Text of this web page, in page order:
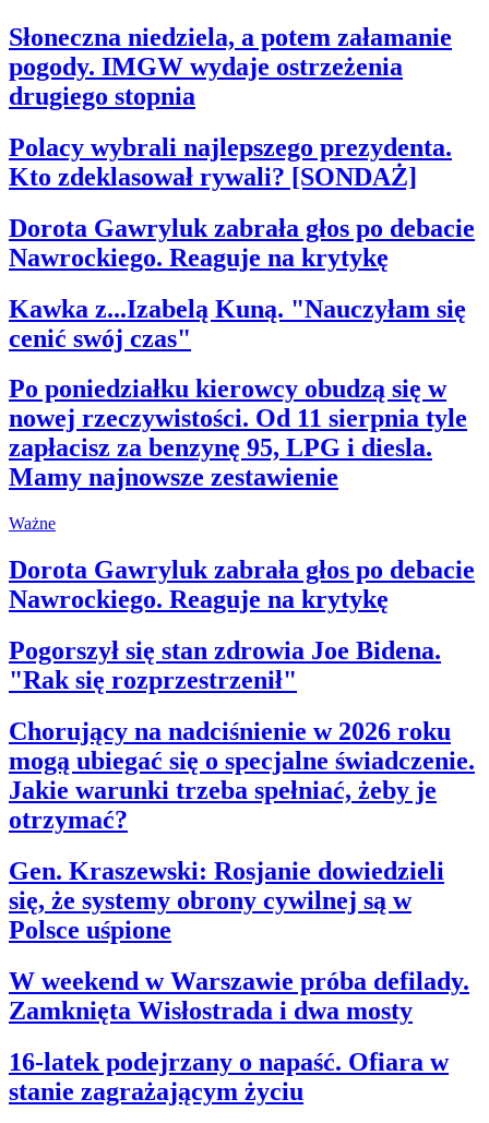
Życie gwiazd
Aktualności
Plotki
Telewizja
Hity internetu
Aktualności
Matura
Kobieta
Moda
Uroda
Porady
Sport
Piłka nożna
Siatkówka
F1
Kolarstwo
Koszykówka
Lekkoatletyka
Nostalgia
Łamigłówki
Wtedy się działo
Silver news
Ogród
Porady
Przepisy
Podróże
Świat
Ubezpieczenie
Moja szkoła
Pogoda
Moto
Quizy
Zdrowie
Choroby
Profilaktyka
Diety
Nieruchomości
Architektura i design
Kupno i wynajem
Film
Premiery
Recenzje
Rozrywka
Słoneczna niedziela, a potem załamanie
pogody. IMGW wydaje ostrzeżenia
drugiego stopnia
Polacy wybrali najlepszego prezydenta.
Kto zdeklasował rywali? [SONDAŻ]
Dorota Gawryluk zabrała głos po debacie
Nawrockiego. Reaguje na krytykę
Kawka z...Izabelą Kuną. "Nauczyłam się
cenić swój czas"
Po poniedziałku kierowcy obudzą się w
nowej rzeczywistości. Od 11 sierpnia tyle
zapłacisz za benzynę 95, LPG i diesla.
Mamy najnowsze zestawienie
Ważne
Dorota Gawryluk zabrała głos po debacie
Nawrockiego. Reaguje na krytykę
Pogorszył się stan zdrowia Joe Bidena.
"Rak się rozprzestrzenił"
Chorujący na nadciśnienie w 2026 roku
mogą ubiegać się o specjalne świadczenie.
Jakie warunki trzeba spełniać, żeby je
otrzymać?
Gen. Kraszewski: Rosjanie dowiedzieli
się, że systemy obrony cywilnej są w
Polsce uśpione
W weekend w Warszawie próba defilady.
Zamknięta Wisłostrada i dwa mosty
16-latek podejrzany o napaść. Ofiara w
stanie zagrażającym życiu